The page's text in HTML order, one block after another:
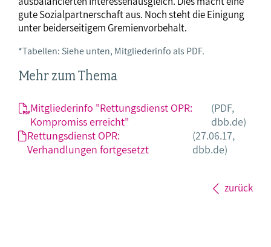
gute Sozialpartnerschaft aus. Noch steht die Einigung
unter beiderseitigem Gremienvorbehalt.
*Tabellen: Siehe unten, Mitgliederinfo als PDF.
Mehr zum Thema
Mitgliederinfo "Rettungsdienst OPR:
Kompromiss erreicht"
(PDF,
dbb.de)
Rettungsdienst OPR:
Verhandlungen fortgesetzt
(27.06.17,
dbb.de)
zurück